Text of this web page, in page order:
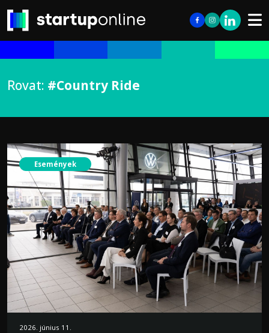
Rovat: #Country Ride
Események
2026. június 11.